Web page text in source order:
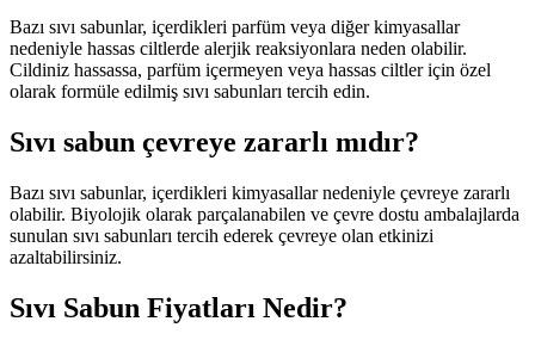
Bazı sıvı sabunlar, içerdikleri parfüm veya diğer kimyasallar
nedeniyle hassas ciltlerde alerjik reaksiyonlara neden olabilir.
Cildiniz hassassa, parfüm içermeyen veya hassas ciltler için özel
olarak formüle edilmiş sıvı sabunları tercih edin.
Sıvı sabun çevreye zararlı mıdır?
Bazı sıvı sabunlar, içerdikleri kimyasallar nedeniyle çevreye zararlı
olabilir. Biyolojik olarak parçalanabilen ve çevre dostu ambalajlarda
sunulan sıvı sabunları tercih ederek çevreye olan etkinizi
azaltabilirsiniz.
Sıvı Sabun Fiyatları Nedir?